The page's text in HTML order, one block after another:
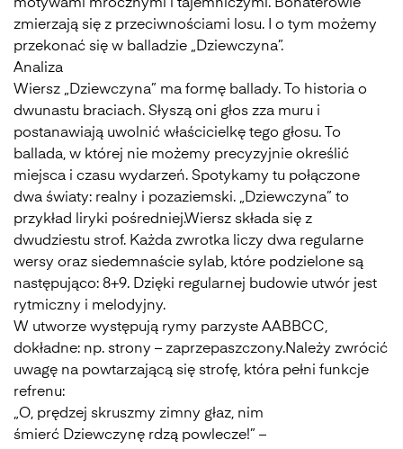
motywami mrocznymi i tajemniczymi. Bohaterowie
zmierzają się z przeciwnościami losu. I o tym możemy
przekonać się w balladzie „Dziewczyna”.
Analiza
Wiersz „Dziewczyna” ma formę ballady. To historia o
dwunastu braciach. Słyszą oni głos zza muru i
postanawiają uwolnić właścicielkę tego głosu. To
ballada, w której nie możemy precyzyjnie określić
miejsca i czasu wydarzeń. Spotykamy tu połączone
dwa światy: realny i pozaziemski. „Dziewczyna” to
przykład liryki pośredniej.Wiersz składa się z
dwudziestu strof. Każda zwrotka liczy dwa regularne
wersy oraz siedemnaście sylab, które podzielone są
następująco: 8+9. Dzięki regularnej budowie utwór jest
rytmiczny i melodyjny.
W utworze występują rymy parzyste AABBCC,
dokładne: np. strony – zaprzepaszczony.Należy zwrócić
uwagę na powtarzającą się strofę, która pełni funkcje
refrenu:
„O, prędzej skruszmy zimny głaz, nim
śmierć Dziewczynę rdzą powlecze!” –